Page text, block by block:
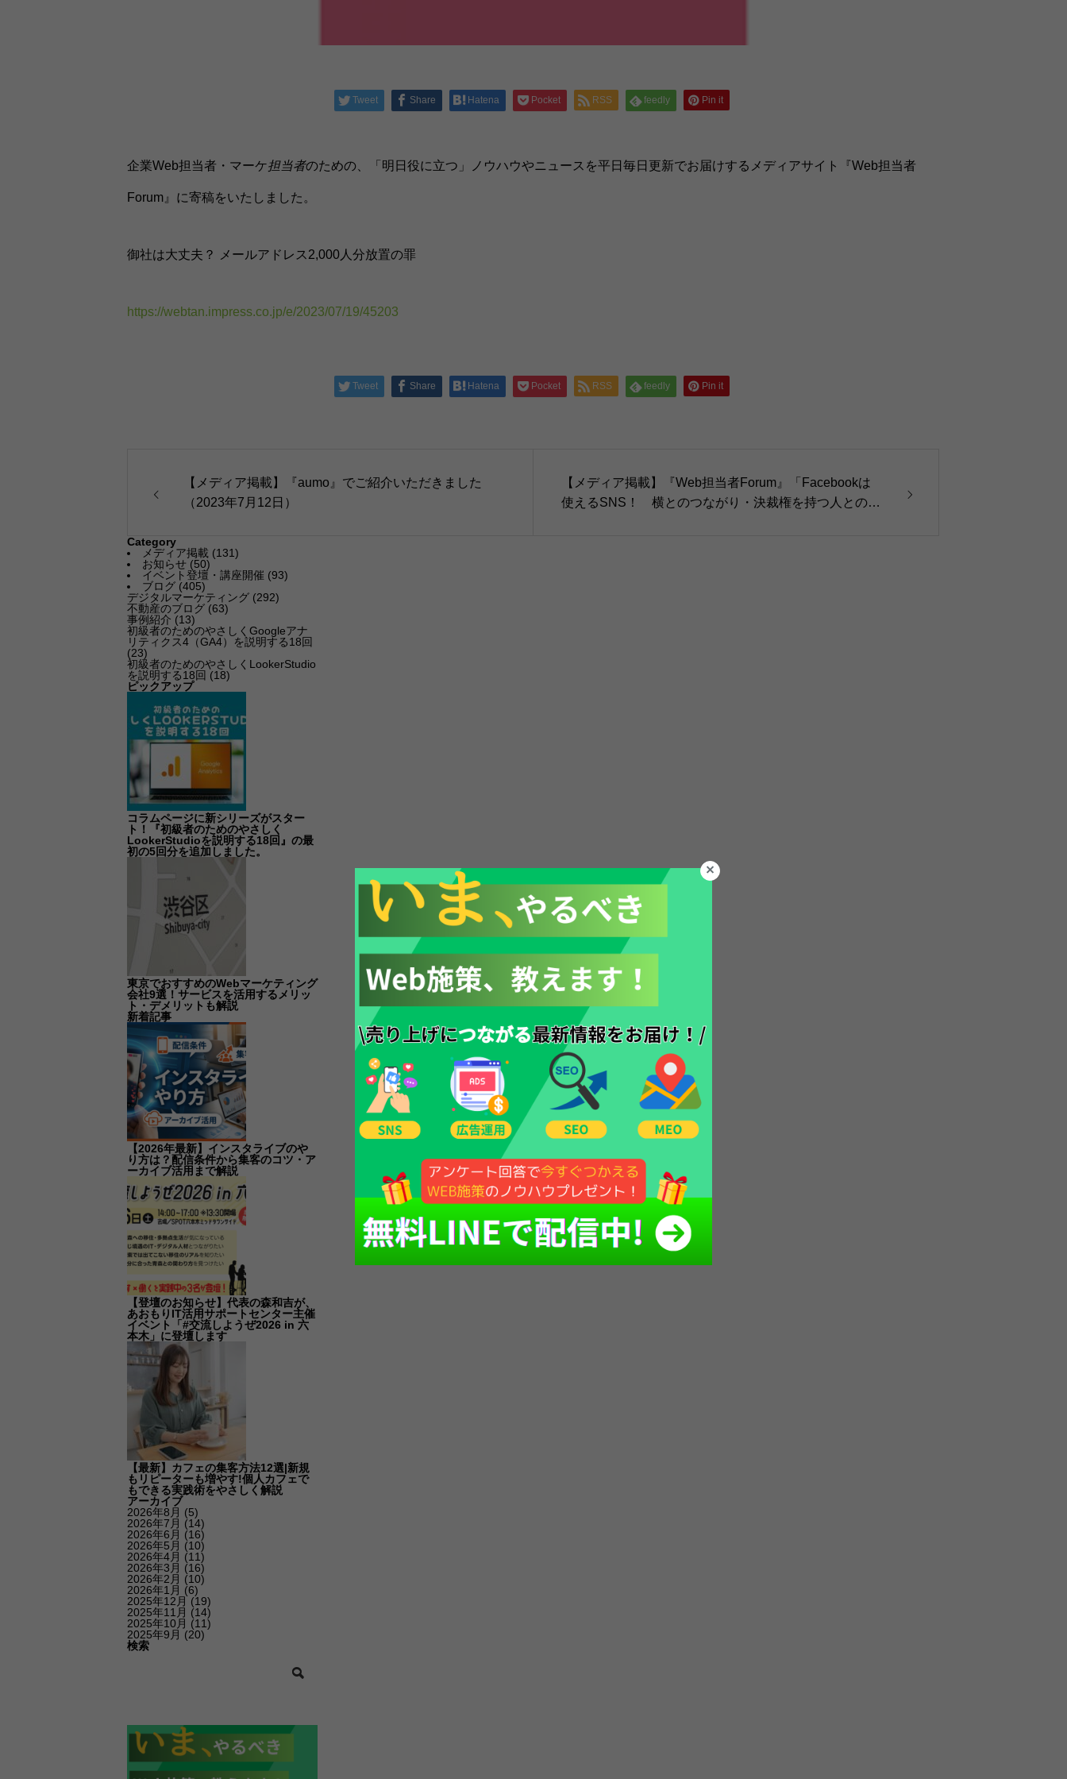
Tweet Share Hatena Pocket RSS feedly Pin it
企業Web担当者・マーケ担当者のための、「明日役に立つ」ノウハウやニュースを平日毎日更新でお届けするメディアサイト『Web担当者
Forum』に寄稿をいたしました。
御社は大丈夫？ メールアドレス2,000人分放置の罪
https://webtan.impress.co.jp/e/2023/07/19/45203
Tweet Share Hatena Pocket RSS feedly Pin it
【メディア掲載】『aumo』でご紹介いただきました
（2023年7月12日）
【メディア掲載】『Web担当者Forum』「Facebookは
使えるSNS！ 横とのつながり・決裁権を持つ人とのつ
Category
メディア掲載 (131)
お知らせ (50)
イベント登壇・講座開催 (93)
ブログ (405)
デジタルマーケティング (292)
不動産のブログ (63)
事例紹介 (13)
初級者のためのやさしくGoogleアナ
リティクス4（GA4）を説明する18回
(23)
初級者のためのやさしくLookerStudio
を説明する18回 (18)
ピックアップ
コラムページに新シリーズがスター
ト！『初級者のためのやさしく
LookerStudioを説明する18回』の最
初の5回分を追加しました。
東京でおすすめのWebマーケティング
会社9選！サービスを活用するメリッ
ト・デメリットも解説
新着記事
【2026年最新】インスタライブのや
り方は？配信条件から集客のコツ・ア
ーカイブ活用まで解説
【登壇のお知らせ】代表の森和吉が、
あおもりIT活用サポートセンター主催
イベント「#交流しようぜ2026 in 六
本木」に登壇します
【最新】カフェの集客方法12選|新規
もリピーターも増やす!個人カフェで
もできる実践術をやさしく解説
アーカイブ
2026年8月 (5)
2026年7月 (14)
2026年6月 (16)
2026年5月 (10)
2026年4月 (11)
2026年3月 (16)
2026年2月 (10)
2026年1月 (6)
2025年12月 (19)
2025年11月 (14)
2025年10月 (11)
2025年9月 (20)
検索